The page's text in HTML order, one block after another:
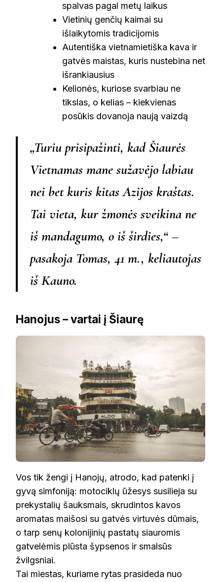
spalvas pagal metų laikus
Vietinių genčių kaimai su
išlaikytomis tradicijomis
Autentiška vietnamietiška kava ir
gatvės maistas, kuris nustebina net
išrankiausius
Kelionės, kuriose svarbiau ne
tikslas, o kelias – kiekvienas
posūkis dovanoja naują vaizdą
„Turiu prisipažinti, kad Šiaurės
Vietnamas mane sužavėjo labiau
nei bet kuris kitas Azijos kraštas.
Tai vieta, kur žmonės sveikina ne
iš mandagumo, o iš širdies,“ –
pasakoja Tomas, 41 m., keliautojas
iš Kauno.
Hanojus – vartai į Šiaurę
Vos tik žengi į Hanojų, atrodo, kad patenki į
gyvą simfoniją: motociklų ūžesys susilieja su
prekystalių šauksmais, skrudintos kavos
aromatas maišosi su gatvės virtuvės dūmais,
o tarp senų kolonijinių pastatų siauromis
gatvelėmis plūsta šypsenos ir smalsūs
žvilgsniai.
Tai miestas, kuriame rytas prasideda nuo